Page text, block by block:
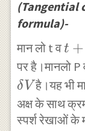
}{ \delta t
0 }{ \frac {
}{ \delta
} .\frac {
\delta
s\quad }{
(Tangential
formula)-
मान लो t व
t
t +
पर है।मानलो
δ V है।यह भी
अक्ष के साथ
स्पर्श रेखाओं के